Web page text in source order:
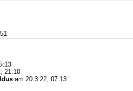
21:10
am 20.3.22, 07:13